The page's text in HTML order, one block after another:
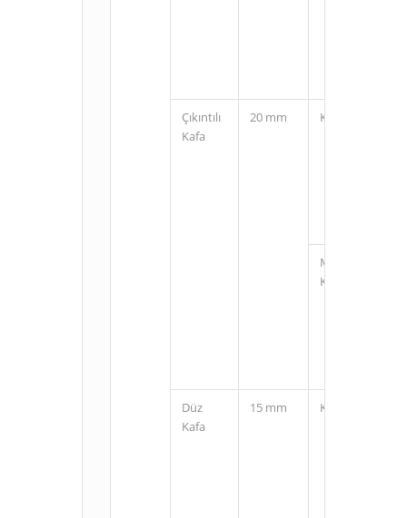
Çıkıntılı
Kafa
20 mm Kablolu
M12
Konnektörlü
Düz
Kafa
15 mm Kablolu